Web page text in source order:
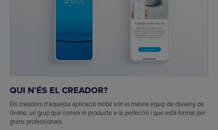
QUI N’ÉS EL CREADOR?
Els creadors d’aquesta aplicació mòbil són el mateix equip de disseny de
Grohe, un grup que coneix el producte a la perfecció i que està format per
grans professionals.